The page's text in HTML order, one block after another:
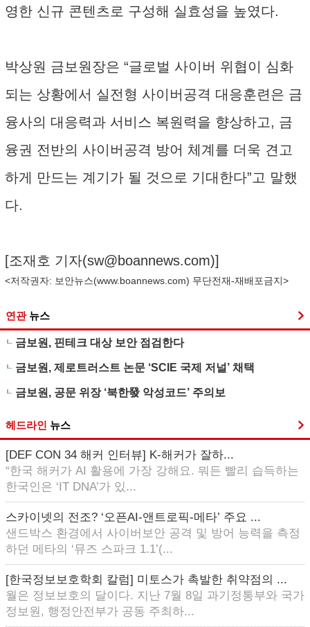
영한 신규 콘텐츠로 구성해 실효성을 높였다.
박상원 금보원장은 “글로벌 사이버 위협이 심화
되는 상황에서 실전형 사이버공격 대응훈련은 금
융사의 대응력과 서비스 복원력을 향상하고, 금
융권 전반의 사이버공격 방어 체계를 더욱 견고
하게 만드는 계기가 될 것으로 기대한다”고 말했
다.
[조재호 기자(sw@boannews.com)]
<저작권자: 보안뉴스(www.boannews.com) 무단전재-재배포금지>
연관 뉴스
금보원, 핀테크 대상 보안 점검한다
금보원, 제로트러스트 논문 ‘SCIE 국제 저널’ 채택
금보원, 공문 위장 ‘북한發 악성코드’ 주의보
헤드라인 뉴스
[DEF CON 34 해커 인터뷰] K-해커가 잘하...
“한국 해커가 AI 활용에 가장 강해요. 뭐든 빨리 습득하는
한국인은 ‘IT DNA’가 있...
스카이넷의 전조? ‘오픈AI-앤트로픽-메타’ 주요 ...
샌드박스 환경에서 사이버보안 공격 및 방어 능력을 측정
하던 메타의 ‘뮤즈 스파크 1.1’(...
[한국정보보호학회 칼럼] 미토스가 촉발한 취약점의 ...
월은 정보보호의 달이다. 지난 7월 8일 과기정통부와 국가
정보원, 행정안전부가 공동 주최하...